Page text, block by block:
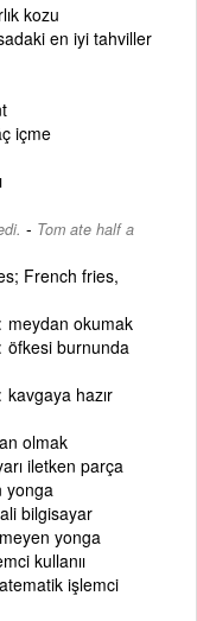
kozu
en iyi tahviller
içme
- Tom ate half a
French fries,
meydan okumak
öfkesi burnunda
kavgaya hazır
olmak
iletken parça
yonga
bilgisayar
yonga
kullanıı
işlemci